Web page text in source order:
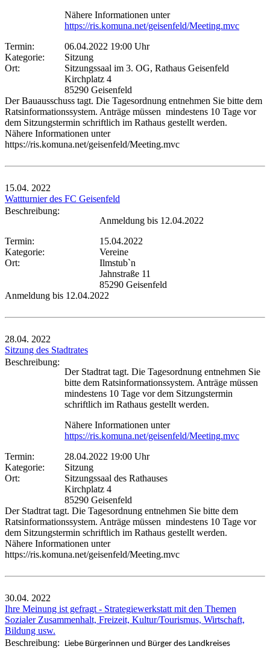
Nähere Informationen unter
https://ris.komuna.net/geisenfeld/Meeting.mvc
Termin:
06.04.2022 19:00 Uhr
Kategorie:
Sitzung
Ort:
Sitzungssaal im 3. OG, Rathaus Geisenfeld
Kirchplatz 4
85290 Geisenfeld
Der Bauausschuss tagt. Die Tagesordnung entnehmen Sie bitte dem
Ratsinformationssystem. Anträge müssen mindestens 10 Tage vor
dem Sitzungstermin schriftlich im Rathaus gestellt werden.
Nähere Informationen unter
https://ris.komuna.net/geisenfeld/Meeting.mvc
15.04. 2022
Wattturnier des FC Geisenfeld
Beschreibung:
Anmeldung bis 12.04.2022
Termin:
15.04.2022
Kategorie:
Vereine
Ort:
Ilmstub`n
Jahnstraße 11
85290 Geisenfeld
Anmeldung bis 12.04.2022
28.04. 2022
Sitzung des Stadtrates
Beschreibung:
Der Stadtrat tagt. Die Tagesordnung entnehmen Sie
bitte dem Ratsinformationssystem. Anträge müssen
mindestens 10 Tage vor dem Sitzungstermin
schriftlich im Rathaus gestellt werden.
Nähere Informationen unter
https://ris.komuna.net/geisenfeld/Meeting.mvc
Termin:
28.04.2022 19:00 Uhr
Kategorie:
Sitzung
Ort:
Sitzungssaal des Rathauses
Kirchplatz 4
85290 Geisenfeld
Der Stadtrat tagt. Die Tagesordnung entnehmen Sie bitte dem
Ratsinformationssystem. Anträge müssen mindestens 10 Tage vor
dem Sitzungstermin schriftlich im Rathaus gestellt werden.
Nähere Informationen unter
https://ris.komuna.net/geisenfeld/Meeting.mvc
30.04. 2022
Ihre Meinung ist gefragt - Strategiewerkstatt mit den Themen
Sozialer Zusammenhalt, Freizeit, Kultur/Tourismus, Wirtschaft,
Bildung usw.
Beschreibung:
Liebe Bürgerinnen und Bürger des Landkreises